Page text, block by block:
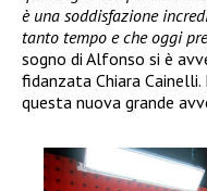
è una soddisfazione
tanto tempo e che oggi
sogno di Alfonso si è
fidanzata Chiara
questa nuova grande